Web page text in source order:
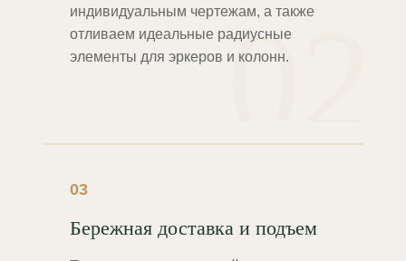
02
индивидуальным чертежам, а также
отливаем идеальные радиусные
элементы для эркеров и колонн.
03
Бережная доставка и подъем